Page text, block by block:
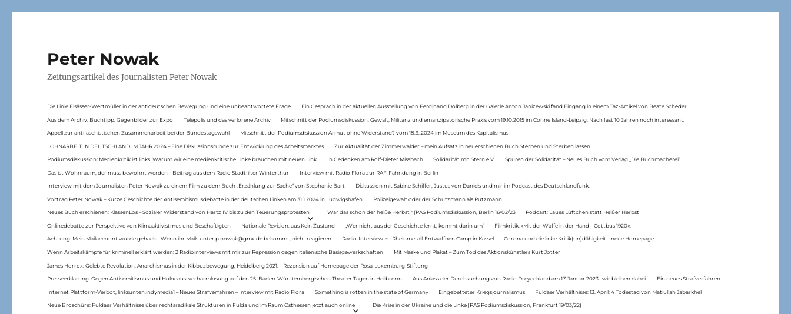
Peter Nowak
Zeitungsartikel des Journalisten Peter Nowak
Die Linie Elsässer-Wertmüller in der antideutschen Bewegung und eine unbeantwortete Frage Ein Gespräch in der aktuellen Ausstellung von Ferdinand Dölberg in der Galerie Anton Janizewski fand Eingang in einem Taz-Artikel von Beate Scheder
Aus dem Archiv: Buchtipp: Gegenbilder zur Expo Telepolis und das verlorene Archiv Mitschnitt der Podiumsdiskussion: Gewalt, Militanz und emanzipatorische Praxis vom 19.10.2015 im Conne Island-Leipzig: Nach fast 10 Jahren noch interessant.
Appell zur antifaschistischen Zusammenarbeit bei der Bundestagswahl Mitschnitt der Podiumsdiskussion Armut ohne Widerstand? vom 18.9..2024 im Museum des Kapitalismus
LOHNARBEIT IN DEUTSCHLAND IM JAHR 2024 – Eine Diskussionsrunde zur Entwicklung des Arbeitsmarktes Zur Aktualität der Zimmerwalder – mein Aufsatz in neuerschienen Buch Sterben und Sterben lassen
Podiumsdiskussion: Medienkritik ist links. Warum wir eine medienkritische Linke brauchen mit neuen Link In Gedenken am Rolf-Dieter Missbach Solidarität mit Stern e.V. Spuren der Solidarität – Neues Buch vom Verlag „Die Buchmacherei“
Das ist Wohnraum, der muss bewohnt werden – Beitrag aus dem Radio Stadtfilter Winterthur Interview mit Radio Flora zur RAF-Fahndung in Berlin
Interview mit dem Journalisten Peter Nowak zu einem Film zu dem Buch „Erzählung zur Sache“ von Stephanie Bart Diskussion mit Sabine Schiffer, Justus von Daniels und mir im Podcast des Deutschlandfunk:
Vortrag Peter Nowak – Kurze Geschichte der Antisemitismusdebatte in der deutschen Linken am 31.1.2024 in Ludwigshafen Polizeigewalt oder der Schutzmann als Putzmann
Neues Buch erschienen: KlassenLos – Sozialer Widerstand von Hartz IV bis zu den Teuerungsprotesten War das schon der heiße Herbst? (PAS Podiumsdiskussion, Berlin 16/02/23 Podcast: Laues Lüftchen statt Heißer Herbst
Onlinedebatte zur Perspektive von Klimaaktivistmus und Beschäftigten Nationale Revision: aus Kein Zustand „Wer nicht aus der Geschichte lernt, kommt darin um“ Filmkritik: »Mit der Waffe in der Hand – Cottbus 1920«.
Achtung: Mein Mailaccount wurde gehackt. Wenn ihr Mails unter p.nowak@gmx.de bekommt, nicht reagieren Radio-Interview zu Rheinmetall-Entwaffnen Camp in Kassel Corona und die linke Kritik(un)dähigkeit – neue Homepage
Wenn Arbeitskämpfe für kriminell erklärt werden: 2 Radiointerviews mit mir zur Repression gegen italienische Basisgewerkschaften Mit Maske und Plakat – Zum Tod des Aktionskünstlers Kurt Jotter
James Horrox: Gelebte Revolution. Anarchismus in der Kibbuzbewegung, Heidelberg 2021. – Rezension auf Homepage der Rosa-Luxemburg-Stiftung
Presseerklärung: Gegen Antisemitismus und Holocaustverharmlosung auf den 25. Baden-Württembergischen Theater Tagen in Heilbronn Aus Anlass der Durchsuchung von Radio Dreyeckland am 17.Januar 2023– wir bleiben dabei: Ein neues Strafverfahren:
Internet Plattform-Verbot, linksunten.indymedia1 – Neues Strafverfahren – Interview mit Radio Flora Something is rotten in the state of Germany Eingebetteter Kriegsjournalismus Fuldaer Verhältnisse: 13. April: 4 Todestag von Matiul­lah Jabarkhel
Neue Broschüre: Fuldaer Verhältnisse über rechtsradikale Strukturen in Fulda und im Raum Osthessen jetzt auch online Die Krise in der Ukraine und die Linke (PAS Podiumsdiskussion, Frankfurt 19/03/22)